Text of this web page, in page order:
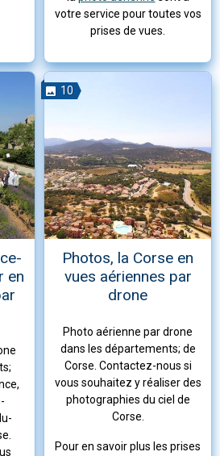
votre service pour toutes vos
prises de vues.
en
10
Photos, la Corse en
vues aériennes par
drone
Photo aérienne par drone
dans les départements; de
Corse. Contactez-nous si
vous souhaitez y réaliser des
photographies du ciel de
Corse.
Pour en savoir plus les prises